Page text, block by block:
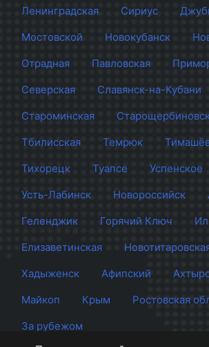
Ленинградская
Сириус
Мостовской
Новокубанск
Отрадная
Павловская
Северская
Славянск-на-Кубани
Староминская
Тбилисская
Темрюк
Тихорецк
Туапсе
Успенское
Усть-Лабинск
Новороссийск
Геленджик
Горячий Ключ
Елизаветинская
Хадыженск
Афипский
Майкоп
Крым
Ростовская
За рубежом